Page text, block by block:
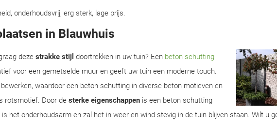
onderhoudsvrij, erg sterk, lage prijs.
in Blauwhuis
deze strakke stijl doortrekken in uw tuin? Een beton schutting
voor een gemetselde muur en geeft uw tuin een moderne touch.
waardoor een beton schutting in diverse beton motieven en
rotsmotief. Door de sterke eigenschappen is een beton schutting
het onderhoudsarm en zal het in weer en wind stevig in de tuin blijven staan. Wilt u